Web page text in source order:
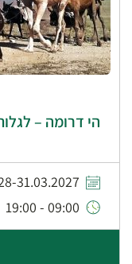
הי דרומה –
31.03.2027
09:00 - 19:00